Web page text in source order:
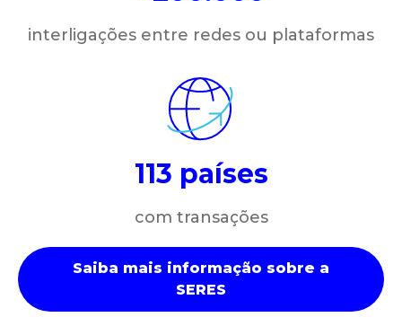
interligações entre redes ou plataformas
113 países
com transações
Saiba mais informação sobre a
SERES